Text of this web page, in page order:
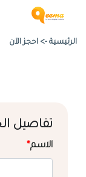
الرئيسية -> احجز الآن
تفاصيل
الاسم*